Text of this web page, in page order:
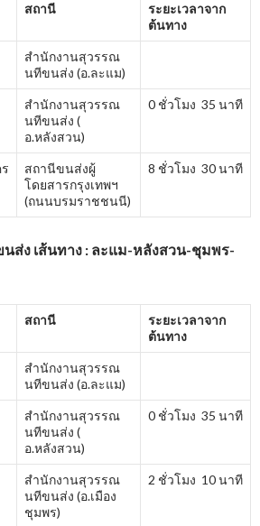
สถานี
ระยะเวลาจาก
ต้นทาง
สำนักงานสุวรรณ
นทีขนส่ง (อ.ละแม)
สำนักงานสุวรรณ
นทีขนส่ง (
อ.หลังสวน)
0 ชั่วโมง 35 นาที
สถานีขนส่งผู้
โดยสารกรุงเทพฯ
(ถนนบรมราชชนนี)
8 ชั่วโมง 30 นาที
ส่ง เส้นทาง : ละแม-หลังสวน-ชุมพร-
สถานี
ระยะเวลาจาก
ต้นทาง
สำนักงานสุวรรณ
นทีขนส่ง (อ.ละแม)
สำนักงานสุวรรณ
นทีขนส่ง (
อ.หลังสวน)
0 ชั่วโมง 35 นาที
สำนักงานสุวรรณ
นทีขนส่ง (อ.เมือง
ชุมพร)
2 ชั่วโมง 10 นาที